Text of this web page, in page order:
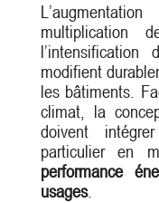
multiplication
modifient
les bâtiments.
climat, la
doivent
particulier en
performance
usages.